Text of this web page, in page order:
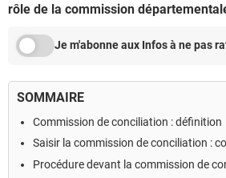
rôle de la commission
Je m'abonne aux Infos à ne pas
SOMMAIRE
Commission de conciliation : définition
Saisir la commission de conciliation :
Procédure devant la commission de